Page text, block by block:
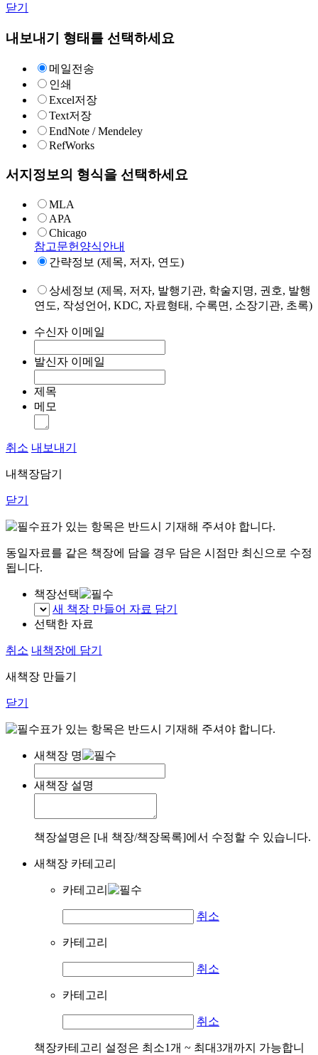
닫기
내보내기 형태를 선택하세요
메일전송
인쇄
Excel저장
Text저장
EndNote / Mendeley
RefWorks
서지정보의 형식을 선택하세요
MLA
APA
Chicago
참고문헌양식안내
간략정보 (제목, 저자, 연도)
상세정보 (제목, 저자, 발행기관, 학술지명, 권호, 발행
연도, 작성언어, KDC, 자료형태, 수록면, 소장기관, 초록)
수신자 이메일
발신자 이메일
제목
메모
취소 내보내기
내책장담기
닫기
표가 있는 항목은 반드시 기재해 주셔야 합니다.
동일자료를 같은 책장에 담을 경우 담은 시점만 최신으로 수정
됩니다.
책장선택
새 책장 만들어 자료 담기
선택한 자료
취소 내책장에 담기
새책장 만들기
닫기
표가 있는 항목은 반드시 기재해 주셔야 합니다.
새책장 명
새책장 설명
책장설명은 [내 책장/책장목록]에서 수정할 수 있습니다.
새책장 카테고리
카테고리
취소
카테고리
취소
카테고리
취소
책장카테고리 설정은 최소1개 ~ 최대3개까지 가능합니